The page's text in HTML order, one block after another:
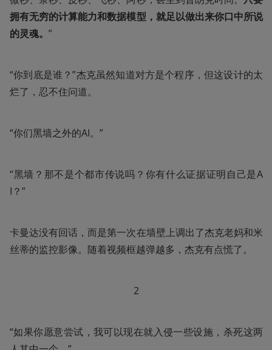
拥有无穷的计算能力和数据模型，就足以做出来你口中所说
的灵魂。 ”
“你到底是谁？”杰克虽然知道对方是个程序，但这设计的太
烂了，忍不住问道。
“你们黑墙之外的AI。”
“黑墙？那不是个都市传说吗？你有什么证据证明自己是A
I？”
卡曼达没有回话，而是第一次在墙壁上调出了杰克老妈和米
丝蒂的监控影像。随着视频框越弹越多，杰克有点慌了。
2
“如果你愿意尝试，我可以现在就入侵一些设施，杀死这两